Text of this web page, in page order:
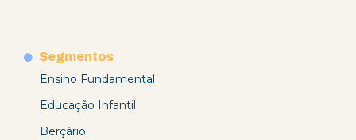
Segmentos
Ensino Fundamental
Educação Infantil
Berçário